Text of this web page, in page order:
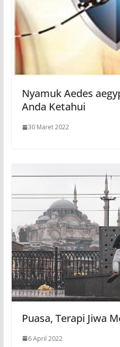
Nyamuk Aedes
Anda Ketahui
30 Maret 2022
Puasa, Terapi Jiwa
6 April 2022